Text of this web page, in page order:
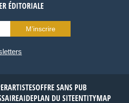
ÉDITORIALE
M’inscrire
ARTISTESOFFRE SANS PUB
AIDEPLAN DU SITEENTITYMAP